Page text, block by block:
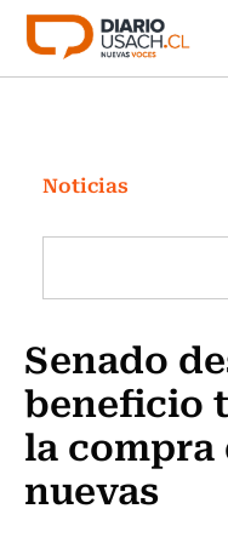
Click acá para ir
Investigación
Cultura
Programas Radio
Noticias
Senado
beneficio
la
nuevas